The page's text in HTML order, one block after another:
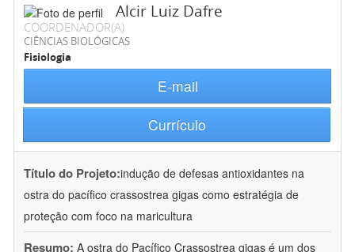
Alcir Luiz Dafre
COORDENADOR(A)
CIÊNCIAS BIOLÓGICAS
Fisiologia
E-mail
Currículo
Título do Projeto:indução de defesas antioxidantes na
ostra do pacífico crassostrea gigas como estratégia de
proteção com foco na maricultura
Resumo: A ostra do Pacífico Crassostrea gigas é um dos